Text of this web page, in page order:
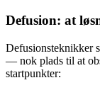
Defusion: at
Defusionsteknikker
— nok plads til at
startpunkter: